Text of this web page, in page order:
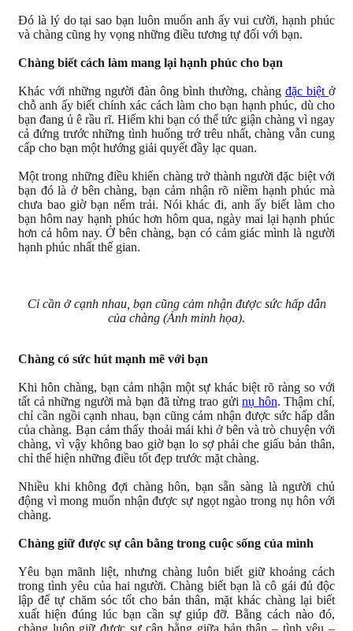
Đó là lý do tại sao bạn luôn muốn anh ấy vui cười, hạnh phúc
và chàng cũng hy vọng những điều tương tự đối với bạn.
Chàng biết cách làm mang lại hạnh phúc cho bạn
Khác với những người đàn ông bình thường, chàng đặc biệt ở
chỗ anh ấy biết chính xác cách làm cho bạn hạnh phúc, dù cho
bạn đang ủ ê rầu rĩ. Hiếm khi bạn có thể tức giận chàng vì ngay
cả đứng trước những tình huống trớ trêu nhất, chàng vẫn cung
cấp cho bạn một hướng giải quyết đầy lạc quan.
Một trong những điều khiến chàng trở thành người đặc biệt với
bạn đó là ở bên chàng, bạn cảm nhận rõ niềm hạnh phúc mà
chưa bao giờ bạn nếm trải. Nói khác đi, anh ấy biết làm cho
bạn hôm nay hạnh phúc hơn hôm qua, ngày mai lại hạnh phúc
hơn cả hôm nay. Ở bên chàng, bạn có cảm giác mình là người
hạnh phúc nhất thế gian.
Cỉ cần ở cạnh nhau, bạn cũng cảm nhận được sức hấp dẫn
của chàng (Ảnh minh họa).
Chàng có sức hút mạnh mẽ với bạn
Khi hôn chàng, bạn cảm nhận một sự khác biệt rõ ràng so với
tất cả những người mà bạn đã từng trao gửinụ hôn. Thậm chí,
chỉ cần ngồi cạnh nhau, bạn cũng cảm nhận được sức hấp dẫn
của chàng. Bạn cảm thấy thoải mái khi ở bên và trò chuyện với
chàng, vì vậy không bao giờ bạn lo sợ phải che giấu bản thân,
chỉ thể hiện những điều tốt đẹp trước mặt chàng.
Nhiều khi không đợi chàng hôn, bạn sẵn sàng là người chủ
động vì mong muốn nhận được sự ngọt ngào trong nụ hôn với
chàng.
Chàng giữ được sự cân bằng trong cuộc sống của mình
Yêu bạn mãnh liệt, nhưng chàng luôn biết giữ khoảng cách
trong tình yêu của hai người. Chàng biết bạn là cô gái đủ độc
lập để tự chăm sóc tốt cho bản thân, mặt khác chàng lại biết
xuất hiện đúng lúc bạn cần sự giúp đỡ. Bằng cách nào đó,
chàng luôn giữ được sự cân bằng giữa bản thân – tình yêu –